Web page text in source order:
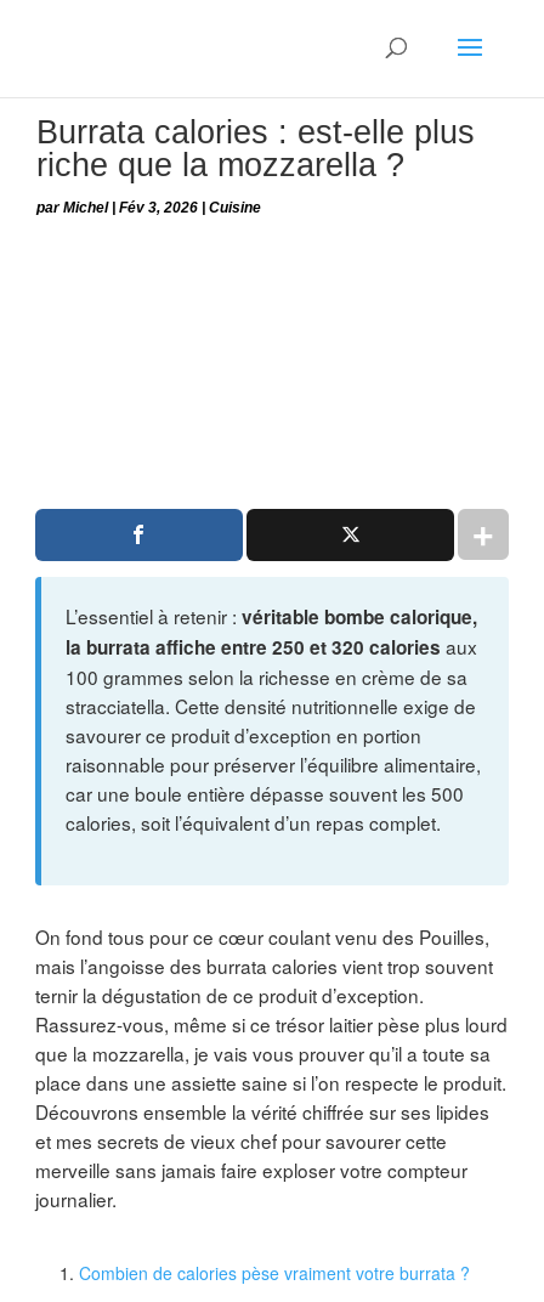
Burrata calories : est-elle plus
riche que la mozzarella ?
parMichel| Fév 3, 2026 Cuisine
L’essentiel à retenir : véritable bombe calorique,
la burrata affiche entre 250 et 320 calories aux
100 grammes selon la richesse en crème de sa
stracciatella. Cette densité nutritionnelle exige de
savourer ce produit d’exception en portion
raisonnable pour préserver l’équilibre alimentaire,
car une boule entière dépasse souvent les 500
calories, soit l’équivalent d’un repas complet.
On fond tous pour ce cœur coulant venu des Pouilles,
mais l’angoisse des burrata calories vient trop souvent
ternir la dégustation de ce produit d’exception.
Rassurez-vous, même si ce trésor laitier pèse plus lourd
que la mozzarella, je vais vous prouver qu’il a toute sa
place dans une assiette saine si l’on respecte le produit.
Découvrons ensemble la vérité chiffrée sur ses lipides
et mes secrets de vieux chef pour savourer cette
merveille sans jamais faire exploser votre compteur
journalier.
Combien de calories pèse vraiment votre burrata ?